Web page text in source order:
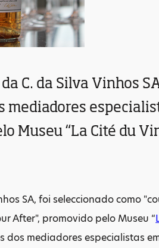
C. da Silva Vinhos
mediadores
Museu “La Cité du
SA, foi seleccionado como
After", promovido pelo Museu “
dos mediadores especialistas